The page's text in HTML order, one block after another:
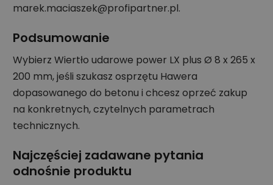
marek.maciaszek@profipartner.pl.
Podsumowanie
Wybierz Wiertło udarowe power LX plus Ø 8 x 265 x
200 mm, jeśli szukasz osprzętu Hawera
dopasowanego do betonu i chcesz oprzeć zakup
na konkretnych, czytelnych parametrach
technicznych.
Najczęściej zadawane pytania
odnośnie produktu